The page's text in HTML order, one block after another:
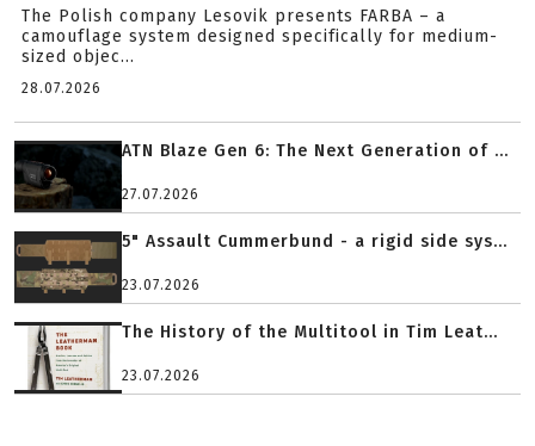
The Polish company Lesovik presents FARBA – a
camouflage system designed specifically for medium-
sized objec...
28.07.2026
ATN Blaze Gen 6: The Next Generation of ...
27.07.2026
5" Assault Cummerbund - a rigid side sys...
23.07.2026
The History of the Multitool in Tim Leat...
23.07.2026